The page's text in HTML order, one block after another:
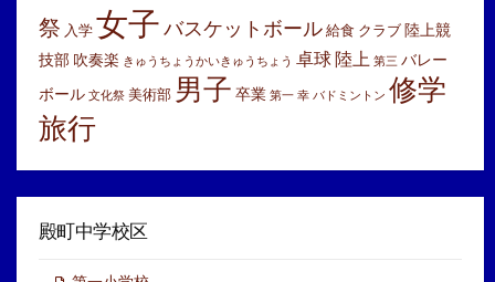
祭 入学 女子バスケットボール 給食 クラブ 陸上競
技部 吹奏楽 きゅうちょうかいきゅうちょう 卓球陸上 第三 バレー
ボール 文化祭 美術部 男子 卒業 第一 幸 バドミントン 修学
旅行
殿町中学校区